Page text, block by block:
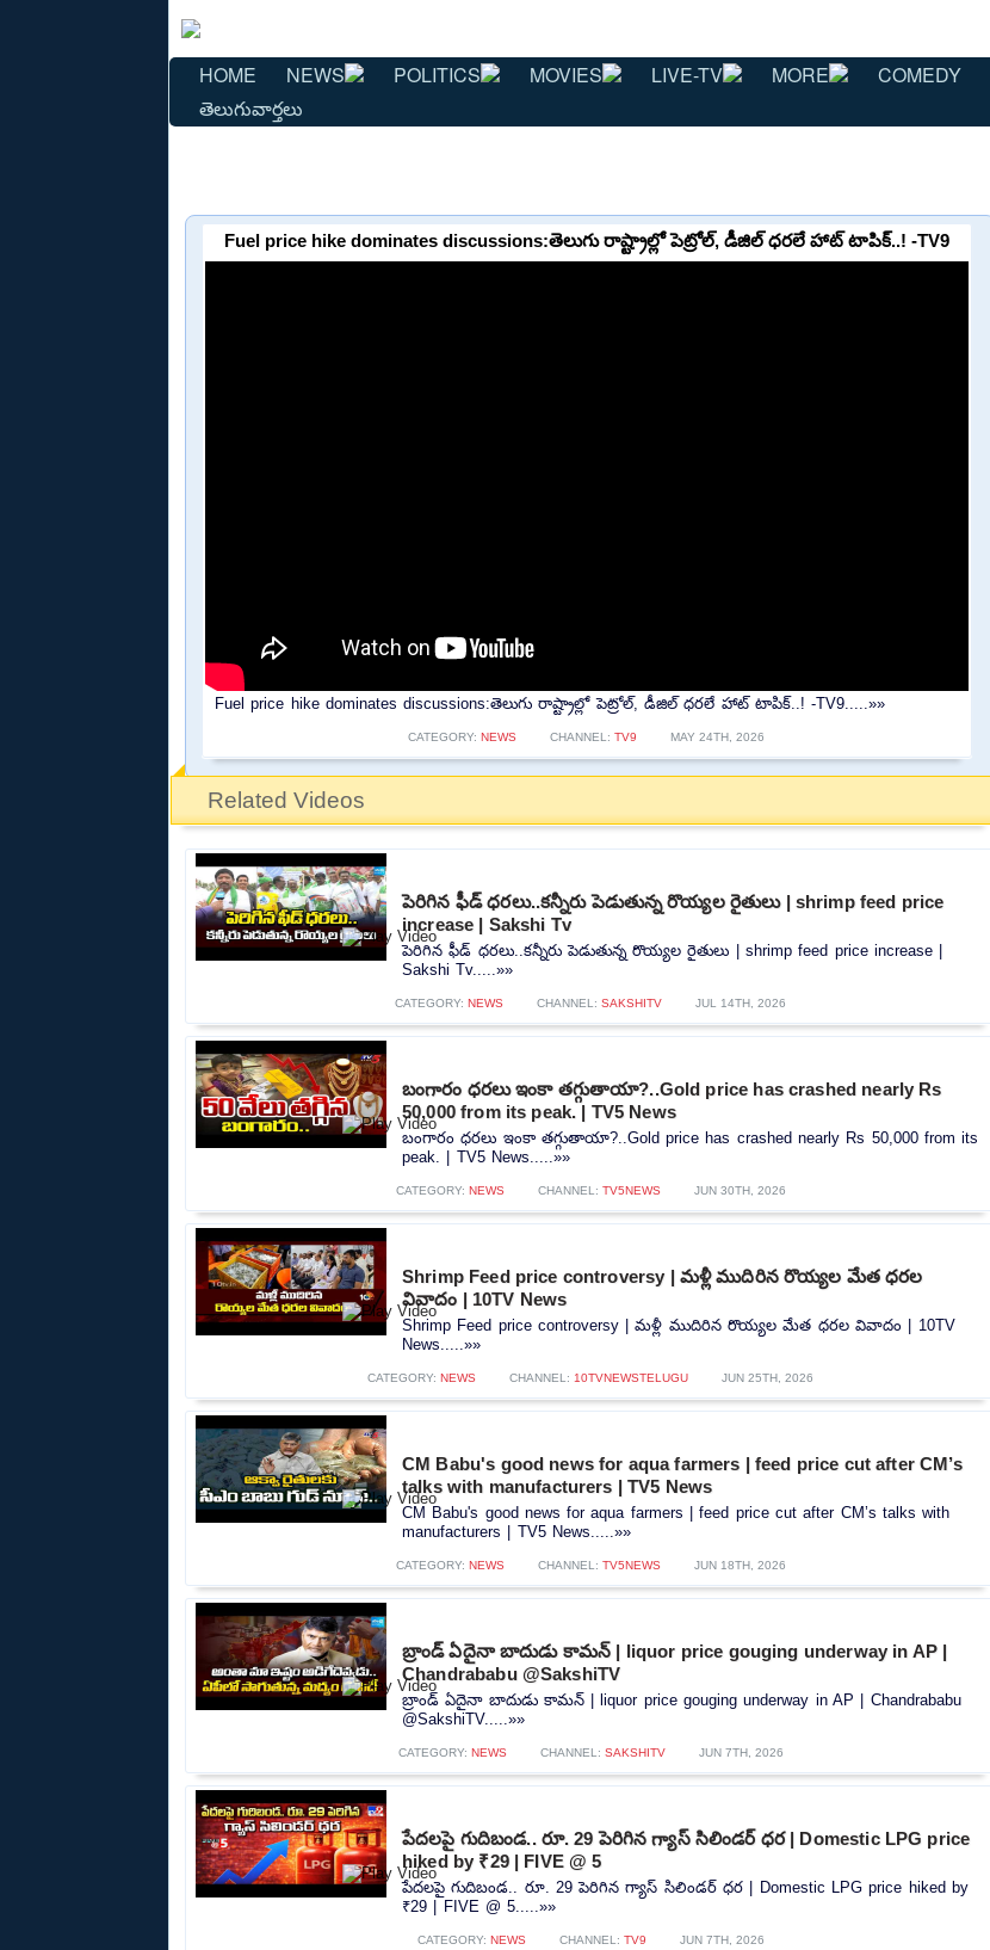
HOME NEWS POLITICS MOVIES LIVE-TV MORE COMEDY
తెలుగువార్తలు
Fuel price hike dominates discussions:తెలుగు రాష్ట్రాల్లో పెట్రోల్, డీజిల్ ధరలే హాట్ టాపిక్..! -TV9
Fuel price hike dominates discussions:తెలుగు రాష్ట్రాల్లో పెట్రోల్, డీజిల్ ధరలే హాట్ టాపిక్..! -TV9.....»»
CATEGORY: NEWS CHANNEL:TV9 MAY 24TH, 2026
Related Videos
పెరిగిన ఫీడ్ ధరలు..కన్నీరు పెడుతున్న రొయ్యల రైతులు | shrimp feed price
increase | Sakshi Tv
పెరిగిన ఫీడ్ ధరలు..కన్నీరు పెడుతున్న రొయ్యల రైతులు | shrimp feed price increase |
Sakshi Tv.....»»
CATEGORY: NEWS CHANNEL: SAKSHITV JUL 14TH, 2026
బంగారం ధరలు ఇంకా తగ్గుతాయా?..Gold price has crashed nearly Rs
50,000 from its peak. | TV5 News
బంగారం ధరలు ఇంకా తగ్గుతాయా?..Gold price has crashed nearly Rs 50,000 from its
peak. | TV5 News.....»»
CATEGORY: NEWS CHANNEL: TV5NEWS JUN 30TH, 2026
Shrimp Feed price controversy | మళ్లీ ముదిరిన రొయ్యల మేత ధరల
వివాదం | 10TV News
Shrimp Feed price controversy | మళ్లీ ముదిరిన రొయ్యల మేత ధరల వివాదం | 10TV
News.....»»
CATEGORY: NEWS CHANNEL: 10TVNEWSTELUGU JUN 25TH, 2026
CM Babu's good news for aqua farmers | feed price cut after CM’s
talks with manufacturers | TV5 News
CM Babu's good news for aqua farmers | feed price cut after CM’s talks with
manufacturers | TV5 News.....»»
CATEGORY: NEWS CHANNEL: TV5NEWS JUN 18TH, 2026
బ్రాండ్ ఏదైనా బాదుడు కామన్ | liquor price gouging underway in AP |
Chandrababu @SakshiTV
బ్రాండ్ ఏదైనా బాదుడు కామన్ | liquor price gouging underway in AP | Chandrababu
@SakshiTV.....»»
CATEGORY: NEWS CHANNEL: SAKSHITV JUN 7TH, 2026
పేదలపై గుదిబండ.. రూ. 29 పెరిగిన గ్యాస్ సిలిండర్ ధర | Domestic LPG price
hiked by ₹29 | FIVE @ 5
పేదలపై గుదిబండ.. రూ. 29 పెరిగిన గ్యాస్ సిలిండర్ ధర | Domestic LPG price hiked by
₹29 | FIVE @ 5.....»»
CATEGORY: NEWS CHANNEL: TV9 JUN 7TH, 2026